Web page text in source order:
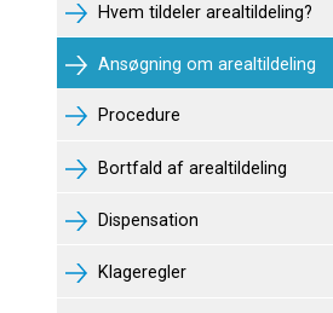
Hvem tildeler arealtildeling?
Ansøgning om arealtildeling
Procedure
Bortfald af arealtildeling
Dispensation
Klageregler